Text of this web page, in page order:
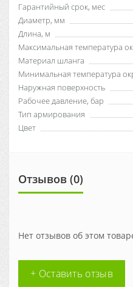
Гарантийный срок, мес
Диаметр, мм
Длина, м
Максимальная температура
Материал шланга
Минимальная температура
Наружная поверхность
Рабочее давление, бар
Тип армирования
Цвет
Отзывов (0)
Нет отзывов об этом
+ Оставить отзыв